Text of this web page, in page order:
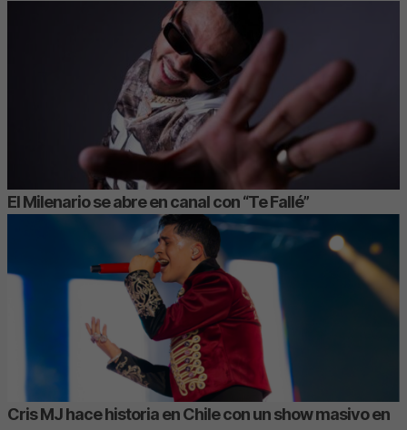
El Milenario se abre en canal con “Te Fallé”
Cris MJ hace historia en Chile con un show masivo en